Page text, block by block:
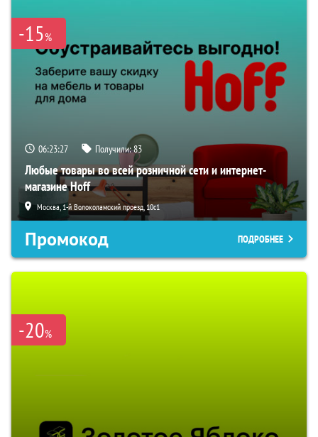
-15%
06:23:26 Получили:83
Любые товары во всей розничной сети и интернет-
магазине Hoff
Москва, 1-й Волоколамский проезд, 10с1
Промокод ПОДРОБНЕЕ
-20%